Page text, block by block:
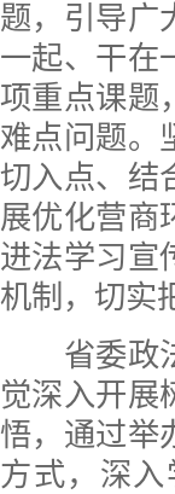
题，引导广
一起、干在
项重点课题
难点问题。
切入点、结
展优化营商
进法学习宣
机制，切实
省委政法
觉深入开展
悟，通过举
方式，深